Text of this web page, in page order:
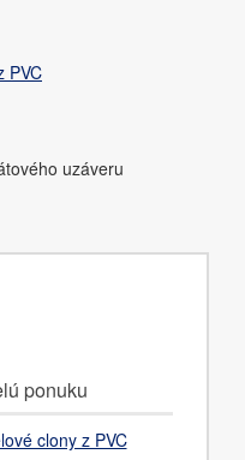
PVC
uzáveru
ponuku
clony z PVC